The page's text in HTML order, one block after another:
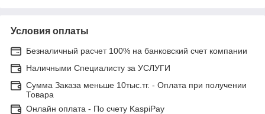
Условия оплаты
Безналичный расчет 100% на банковский счет компании
Наличными Специалисту за УСЛУГИ
Сумма Заказа меньше 10тыс.тг. - Оплата при получении
Товара
Онлайн оплата - По счету KaspiPay